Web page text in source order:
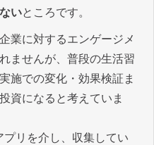
いところです。
業に対するエンゲージメ
ませんが、普段の生活習
施での変化・効果検証ま
資になると考えていま
プリを介し、収集してい